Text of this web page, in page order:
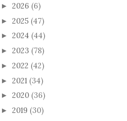
► 2026 (6)
► 2025 (47)
► 2024 (44)
► 2023 (78)
► 2022 (42)
► 2021 (34)
► 2020 (36)
► 2019 (30)